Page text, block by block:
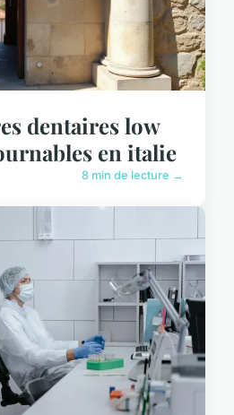
dentaires low
en italie
8 min de lecture →